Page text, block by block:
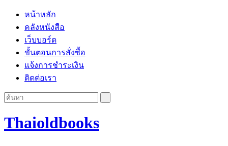
หน้าหลัก
คลังหนังสือ
เว็บบอร์ด
ขั้นตอนการสั่งซื้อ
แจ้งการชำระเงิน
ติดต่อเรา
Thaioldbooks